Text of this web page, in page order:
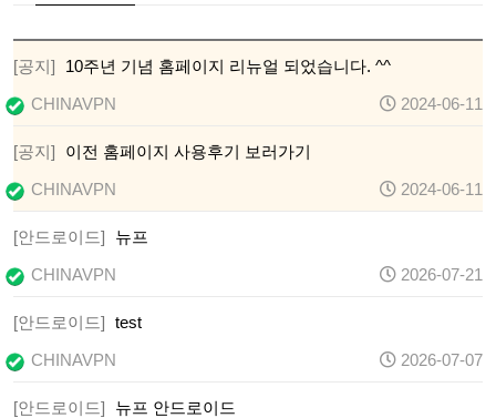
[공지]
10주년 기념 홈페이지 리뉴얼 되었습니다. ^^
CHINAVPN
2024-06-11
[공지]
이전 홈페이지 사용후기 보러가기
CHINAVPN
2024-06-11
[안드로이드]
뉴프
CHINAVPN
2026-07-21
[안드로이드] test
CHINAVPN
2026-07-07
[안드로이드]
뉴프 안드로이드